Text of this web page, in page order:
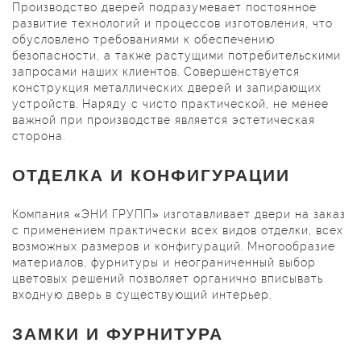
Производство дверей подразумевает постоянное
развитие технологий и процессов изготовления, что
обусловлено требованиями к обеспечению
безопасности, а также растущими потребительскими
запросами наших клиентов. Совершенствуется
конструкция металлических дверей и запирающих
устройств. Наряду с чисто практической, не менее
важной при производстве является эстетическая
сторона.
ОТДЕЛКА И КОНФИГУРАЦИИ
Компания «ЭНИ ГРУПП» изготавливает двери на заказ
с применением практически всех видов отделки, всех
возможных размеров и конфигураций. Многообразие
материалов, фурнитуры и неограниченный выбор
цветовых решений позволяет органично вписывать
входную дверь в существующий интерьер.
ЗАМКИ И ФУРНИТУРА